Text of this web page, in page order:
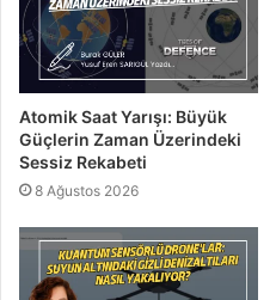
Atomik Saat Yarışı: Büyük
Güçlerin Zaman Üzerindeki
Sessiz Rekabeti
8 Ağustos 2026